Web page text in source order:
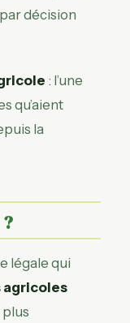
décision
: l’une
qu’aient
la
légale qui
agricoles